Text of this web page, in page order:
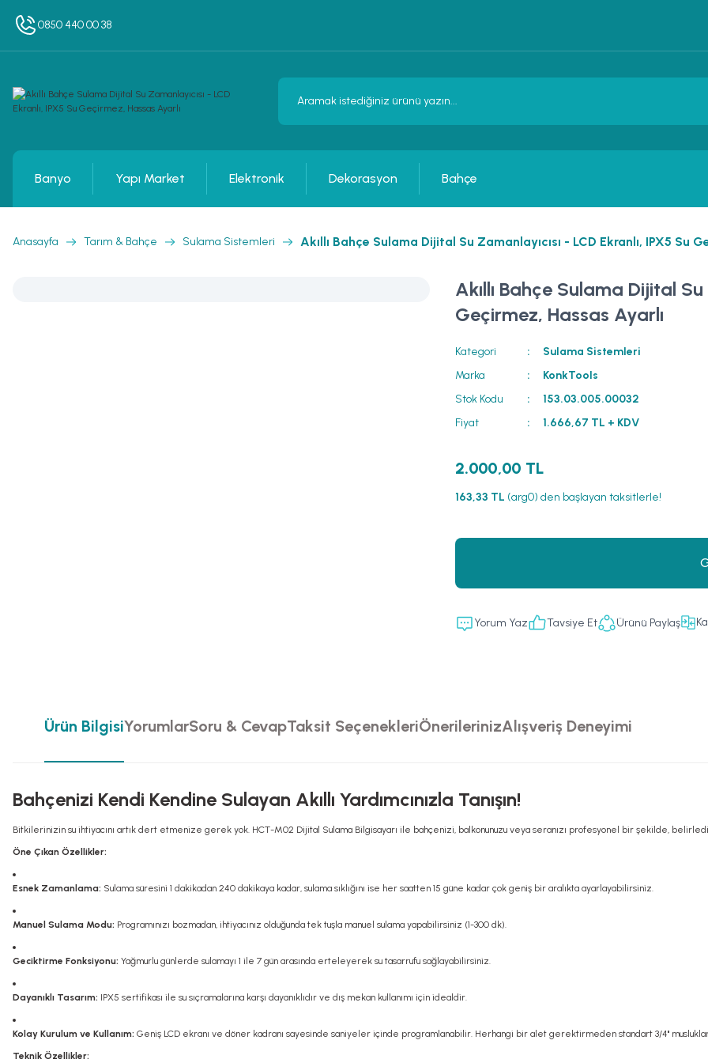
0850 440 00 38
Banyo Yapı Market Elektronik Dekorasyon Bahçe
Anasayfa Tarım & Bahçe Sulama Sistemleri Akıllı Bahçe Sulama Dijital Su Zamanlayıcısı - LCD Ekranlı, IPX5 Su
Akıllı Bahçe Sulama Dijital Su
Geçirmez, Hassas Ayarlı
Kategori
Sulama Sistemleri
Marka
KonkTools
Stok Kodu
153.03.005.00032
Fiyat
1.666,67 TL + KDV
2.000,00 TL
163,33 TL (arg0) den başlayan taksitlerle!
Yorum Yaz Tavsiye Et Ürünü Paylaş
Ürün BilgisiYorumlarSoru & CevapTaksit SeçenekleriÖnerilerinizAlışveriş Deneyimi
Bahçenizi Kendi Kendine Sulayan Akıllı Yardımcınızla Tanışın!
Bitkilerinizin su ihtiyacını artık dert etmenize gerek yok. HCT-M02 Dijital Sulama Bilgisayarı ile bahçenizi, balkonunuzu veya seranızı profesyonel bir şekilde,
Öne Çıkan Özellikler:
Esnek Zamanlama: Sulama süresini 1 dakikadan 240 dakikaya kadar, sulama sıklığını ise her saatten 15 güne kadar çok geniş bir aralıkta ayarlayabilirsiniz.
Manuel Sulama Modu: Programınızı bozmadan, ihtiyacınız olduğunda tek tuşla manuel sulama yapabilirsiniz (1-300 dk).
Geciktirme Fonksiyonu: Yağmurlu günlerde sulamayı 1 ile 7 gün arasında erteleyerek su tasarrufu sağlayabilirsiniz.
Dayanıklı Tasarım: IPX5 sertifikası ile su sıçramalarına karşı dayanıklıdır ve dış mekan kullanımı için idealdir.
Kolay Kurulum ve Kullanım: Geniş LCD ekranı ve döner kadranı sayesinde saniyeler içinde programlanabilir. Herhangi bir alet gerektirmeden standart 3/4"
Teknik Özellikler: